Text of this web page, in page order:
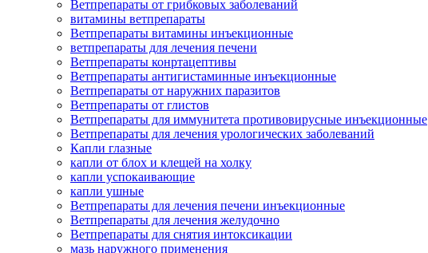
Ветпрепараты от грибковых заболеваний
витамины ветпрепараты
Ветпрепараты витамины инъекционные
ветпрепараты для лечения печени
Ветпрепараты конртацептивы
Ветпрепараты антигистаминные инъекционные
Ветпрепараты от наружних паразитов
Ветпрепараты от глистов
Ветпрепараты для иммунитета противовирусные инъекционные
Ветпрепараты для лечения урологических заболеваний
Капли глазные
капли от блох и клещей на холку
капли успокаивающие
капли ушные
Ветпрепараты для лечения печени инъекционные
Ветпрепараты для лечения желудочно
Ветпрепараты для снятия интоксикации
мазь наружного применения